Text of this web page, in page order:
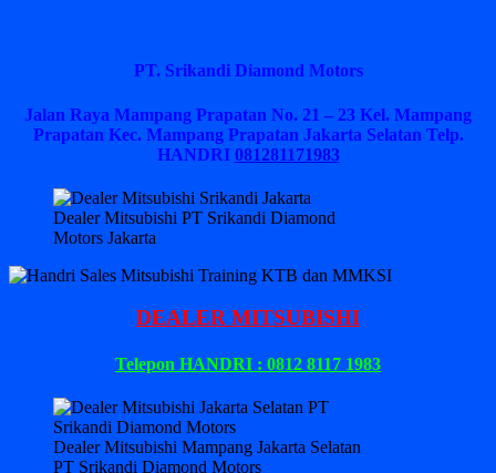
PT. Srikandi Diamond Motors
Jalan Raya Mampang Prapatan No. 21 – 23 Kel. Mampang
Prapatan Kec. Mampang Prapatan Jakarta Selatan Telp.
HANDRI 081281171983
Dealer Mitsubishi PT Srikandi Diamond
Motors Jakarta
DEALER MITSUBISHI
Telepon HANDRI : 0812 8117 1983
Dealer Mitsubishi Mampang Jakarta Selatan
PT Srikandi Diamond Motors